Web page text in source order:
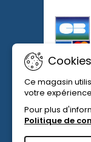
Cookies
Ce magasin
votre
Pour plus
Politique de